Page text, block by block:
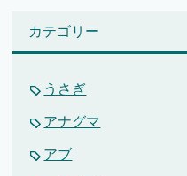
カテゴリー
うさぎ
アナグマ
アブ